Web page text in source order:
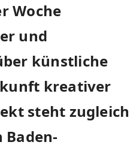
Woche
und
künstliche
kreativer
steht zugleich